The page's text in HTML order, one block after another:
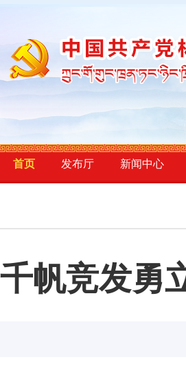
首页 发布厅 新闻中心
千帆竞发勇